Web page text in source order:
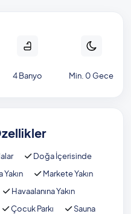
4 Banyo Min. 0 Gece
Doğa İçerisinde
Yakın
Markete Yakın
Havaalanına Yakın
Çocuk Parkı
Sauna